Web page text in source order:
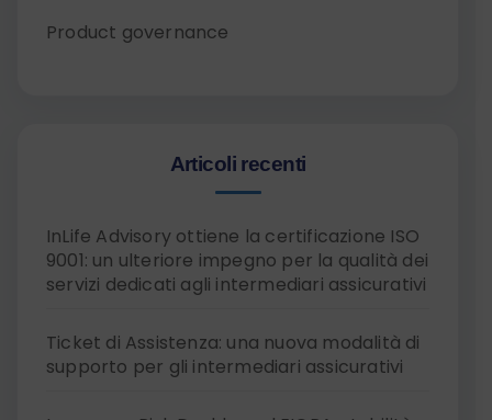
Product governance
Articoli recenti
InLife Advisory ottiene la certificazione ISO
9001: un ulteriore impegno per la qualità dei
servizi dedicati agli intermediari assicurativi
Ticket di Assistenza: una nuova modalità di
supporto per gli intermediari assicurativi